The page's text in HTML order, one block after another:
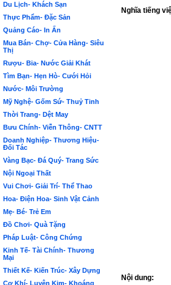
Du Lịch- Khách Sạn
Thực Phẩm- Đặc Sản
Quảng Cáo- In Ấn
Mua Bán- Chợ- Cửa Hàng- Siêu
Thị
Rượu- Bia- Nước Giải Khát
Tìm Bạn- Hẹn Hò- Cưới Hỏi
Nước- Môi Trường
Mỹ Nghệ- Gốm Sứ- Thuỷ Tinh
Thời Trang- Dệt May
Bưu Chính- Viễn Thông- CNTT
Doanh Nghiệp- Thương Hiệu-
Đối Tác
Vàng Bạc- Đá Quý- Trang Sức
Nội Ngoại Thất
Vui Chơi- Giải Trí- Thể Thao
Hoa- Điện Hoa- Sinh Vật Cảnh
Mẹ- Bé- Trẻ Em
Đồ Chơi- Quà Tặng
Pháp Luật- Công Chứng
Kinh Tế- Tài Chính- Thương
Mại
Thiết Kế- Kiến Trúc- Xây Dựng
Cơ Khí- Luyện Kim- Khoáng
Nghĩa tiếng
Nội dung: